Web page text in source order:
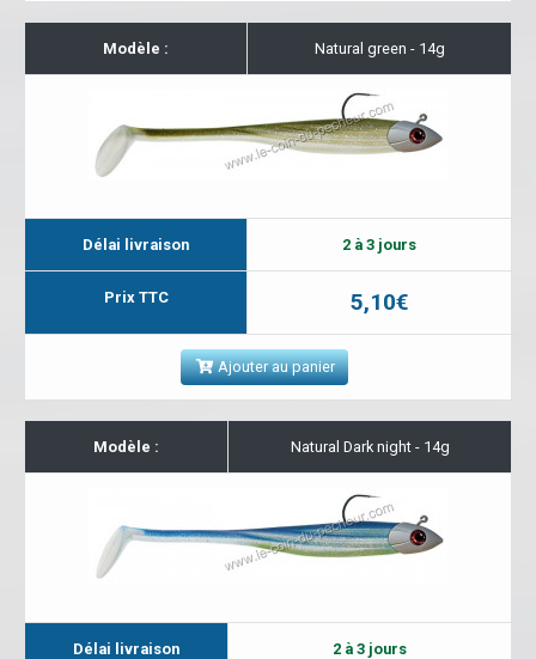
Modèle : Natural green - 14g
Délai livraison 2 à 3 jours
Prix TTC 5,10€
Ajouter au panier
Modèle : Natural Dark night - 14g
Délai livraison 2 à 3 jours